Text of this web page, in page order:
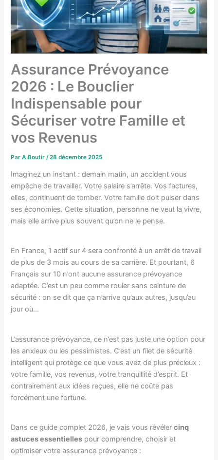
Assurance Prévoyance
2026 : Le Bouclier
Indispensable pour
Sécuriser votre Famille et
vos Revenus
ParA.Boutir /28 décembre 2025
Imaginez un instant : demain matin, un accident vous
empêche de travailler. Votre salaire s’arrête. Vos factures,
elles, continuent de tomber. Votre famille doit puiser dans
ses économies. Cette situation, personne ne veut la vivre,
mais elle arrive plus souvent qu’on ne le pense.
En France, 1 actif sur 4 sera confronté à un arrêt de travail
de plus de 3 mois au cours de sa carrière. Et pourtant, 6
Français sur 10 n’ont aucune assurance prévoyance
adaptée. C’est un peu comme rouler sans ceinture de
sécurité : on se dit que ça n’arrive qu’aux autres, jusqu’au
jour où…
L’assurance prévoyance, ce n’est pas juste une option pour
les anxieux ou les pessimistes. C’est un filet de sécurité
intelligent qui protège ce que vous avez de plus précieux :
votre famille, vos revenus, votre tranquillité d’esprit. Et
contrairement aux idées reçues, elle ne coûte pas
forcément une fortune.
Dans ce guide complet 2026, je vais vous révélercinq
astuces essentielles pour comprendre, choisir et
optimiser votre assurance prévoyance :